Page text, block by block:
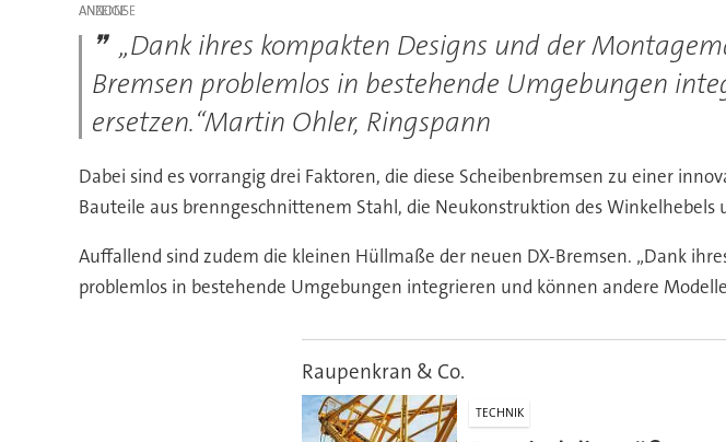
ANZEIGE
„Dank ihres kompakten Designs und der
Bremsen problemlos in bestehende Umgebungen
ersetzen.“Martin Ohler, Ringspann
Dabei sind es vorrangig drei Faktoren, die diese Scheibenbremsen zu einer
Bauteile aus brenngeschnittenem Stahl, die Neukonstruktion des Winkelhebels
Auffallend sind zudem die kleinen Hüllmaße der neuen DX-Bremsen. „Dank
problemlos in bestehende Umgebungen integrieren und können andere
Raupenkran & Co.
TECHNIK